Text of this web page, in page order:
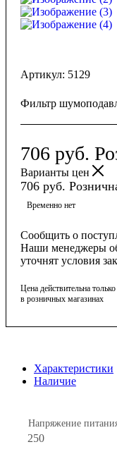
Артикул: 5129
Фильтр
706 руб.
Варианты цен
706 руб.
Временно нет
Сообщить о
Наши менеджеры
уточнят условия
Цена действительна
в розничных магазинах
Характеристики
Наличие
Напряжение
250